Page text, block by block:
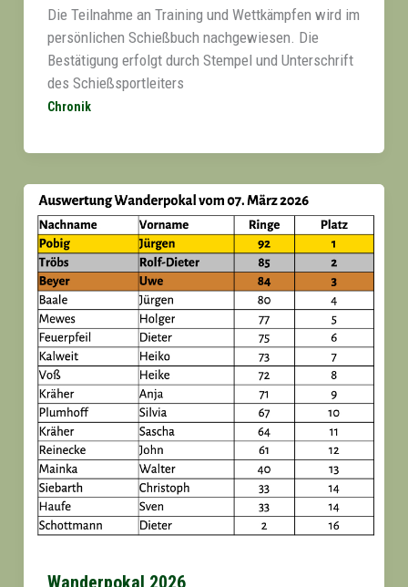
Die Teilnahme an Training und Wettkämpfen wird im
persönlichen Schießbuch nachgewiesen. Die
Bestätigung erfolgt durch Stempel und Unterschrift
des Schießsportleiters
Chronik